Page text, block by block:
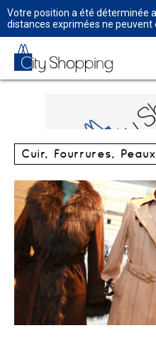
Votre position a été déterminée
distances exprimées ne peuvent
Cuir, Fourrures, Peaux